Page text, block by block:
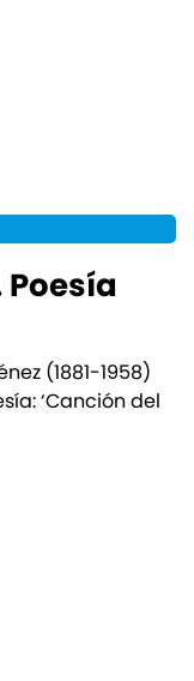
(1881-1958)
‘Canción del